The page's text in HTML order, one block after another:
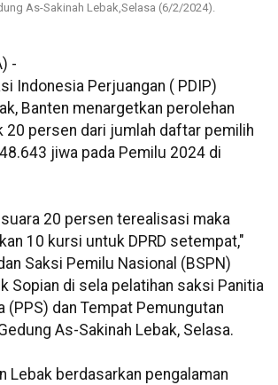
As-Sakinah Lebak,Selasa (6/2/2024).
-
Indonesia Perjuangan ( PDIP)
Banten menargetkan perolehan
20 persen dari jumlah daftar pemilih
jiwa pada Pemilu 2024 di
20 persen terealisasi maka
10 kursi untuk DPRD setempat,"
Saksi Pemilu Nasional (BSPN)
Sopian di sela pelatihan saksi Panitia
(PPS) dan Tempat Pemungutan
As-Sakinah Lebak, Selasa.
Lebak berdasarkan pengalaman